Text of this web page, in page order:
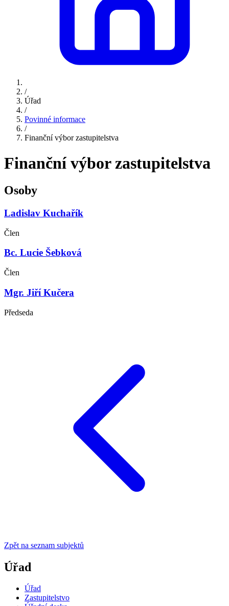
/
Úřad
/
Povinné informace
/
Finanční výbor zastupitelstva
Finanční výbor zastupitelstva
Osoby
Ladislav Kuchařík
Člen
Bc. Lucie Šebková
Člen
Mgr. Jiří Kučera
Předseda
Zpět na seznam subjektů
Úřad
Úřad
Zastupitelstvo